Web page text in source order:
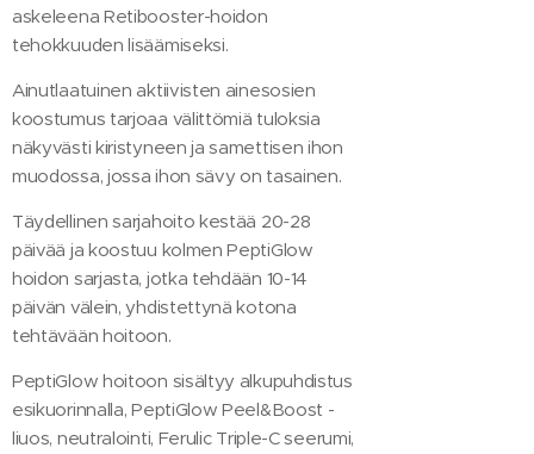
askeleena Retibooster-hoidon
tehokkuuden lisäämiseksi.
Ainutlaatuinen aktiivisten ainesosien
koostumus tarjoaa välittömiä tuloksia
näkyvästi kiristyneen ja samettisen ihon
muodossa, jossa ihon sävy on tasainen.
Täydellinen sarjahoito kestää 20-28
päivää ja koostuu kolmen PeptiGlow
hoidon sarjasta, jotka tehdään 10-14
päivän välein, yhdistettynä kotona
tehtävään hoitoon.
PeptiGlow hoitoon sisältyy alkupuhdistus
esikuorinnalla, PeptiGlow Peel&Boost -
liuos, neutralointi, Ferulic Triple-C seerumi,